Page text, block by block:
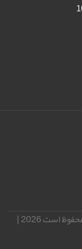
تمامی حقوق برای سایت ایران کارخانه محفوظ است 2026 |